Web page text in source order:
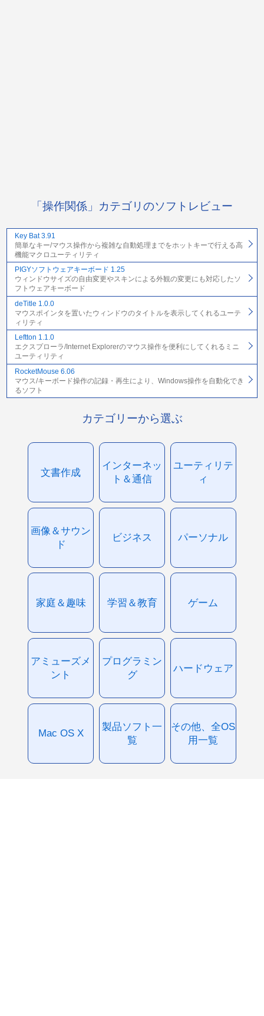
「操作関係」カテゴリのソフトレビュー
Key Bat 3.91
簡単なキー/マウス操作から複雑な自動処理までをホットキーで行える高
機能マクロユーティリティ
PIGYソフトウェアキーボード 1.25
ウィンドウサイズの自由変更やスキンによる外観の変更にも対応したソ
フトウェアキーボード
deTitle 1.0.0
マウスポインタを置いたウィンドウのタイトルを表示してくれるユーテ
ィリティ
Leftton 1.1.0
エクスプローラ/Internet Explorerのマウス操作を便利にしてくれるミニ
ユーティリティ
RocketMouse 6.06
マウス/キーボード操作の記録・再生により、Windows操作を自動化でき
るソフト
カテゴリーから選ぶ
文書作成
インターネッ
ト＆通信
ユーティリテ
ィ
画像＆サウン
ド
ビジネス パーソナル
家庭＆趣味 学習＆教育 ゲーム
アミューズメ
ント
プログラミン
グ
ハードウェア
Mac OS X
製品ソフト一
覧
その他、全OS
用一覧